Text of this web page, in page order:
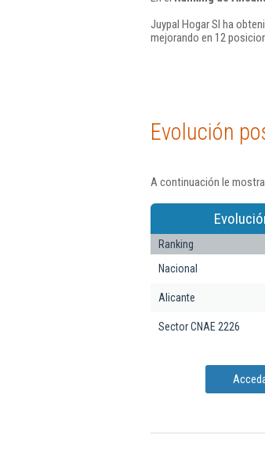
Juypal Hogar Sl ha
mejorando en 12
Evolución
A continuación le
Ranking
Nacional
Alicante
Sector CNAE 2226